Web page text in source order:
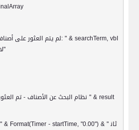
لم يتم العثور على: " & searchTerm, vbI
"
نظام البحث عن الأصناف - تم " & result
" & Format(Timer - startTime, "0.00") & "ثان